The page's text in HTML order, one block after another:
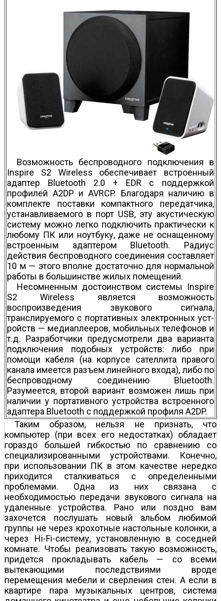
Возможность беспроводного подключения в
Inspire S2 Wireless обеспечивает встроенный
адаптер Bluetooth 2.0 + EDR с поддержкой
профилей A2DP и AVRCP. Благодаря наличию в
комплекте поставки компактного передатчика,
устанавливаемого в порт USB, эту акустическую
систему можно легко подключить практически к
любому ПК или ноутбуку, даже не оснащенному
встроенным адаптером Bluetooth. Радиус
действия беспроводного соединения составляет
10 м — этого вполне достаточно для нормальной
работы в большинстве жилых помещений.
Несомненным достоинством системы Inspire
S2 Wireless является возможность
воспроизведения звукового сигнала,
транслируемого с портативных электронных уст­
ройств — медиаплееров, мобильных теле­фонов и
т.д. Разработчики предусмот­рели два варианта
подключения подобных устройств: либо при
помощи кабеля (на корпусе сателлита правого
канала имеется разъем линейного входа), либо по
беспроводному соединению Bluetooth.
Разумеется, второй вариант возможен лишь при
наличии у портативного устройства встроенного
адаптера Bluetooth с поддержкой профиля A2DP.
Таким образом, нельзя не признать, что
компьютер (при всех его недостатках) обладает
гораздо большей гибкостью по сравнению со
специализированными устройствами. Конечно,
при использовании ПК в этом качестве нередко
приходится сталкиваться с определенными
проблемами. Одна из них связана с
необходимостью передачи звукового сигнала на
удаленные устройства. Рано или поздно вам
захочется послушать новый альбом любимой
группы не через крохотные настольные колонки, а
через Hi-Fi-систему, установленную в соседней
комнате. Чтобы реализовать такую возможность,
придется прокладывать кабель — со всеми
вытекающими последствиями вроде
перемещения мебели и сверления стен. А если в
квартире пара музыкальных центров, система